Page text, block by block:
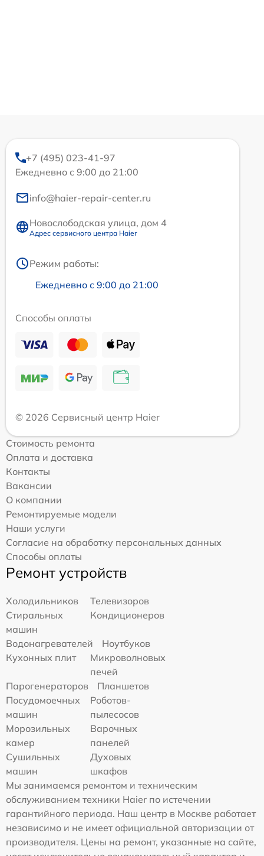
+7 (495) 023-41-97
Ежедневно с 9:00 до 21:00
info@haier-repair-center.ru
Новослободская улица, дом 4
Адрес сервисного центра Haier
Режим работы:
Ежедневно с 9:00 до 21:00
Способы оплаты
© 2026 Сервисный центр Haier
Стоимость ремонта
Оплата и доставка
Контакты
Вакансии
О компании
Ремонтируемые модели
Наши услуги
Согласие на обработку персональных данных
Способы оплаты
Ремонт устройств
Холодильников
Телевизоров
Стиральных
машин
Кондиционеров
Водонагревателей
Ноутбуков
Кухонных плит
Микроволновых
печей
Парогенераторов
Планшетов
Посудомоечных
машин
Роботов-
пылесосов
Морозильных
камер
Варочных
панелей
Сушильных
машин
Духовых
шкафов
Мы занимаемся ремонтом и техническим
обслуживанием техники Haier по истечении
гарантийного периода. Наш центр в Москве работает
независимо и не имеет официальной авторизации от
производителя. Цены на ремонт, указанные на сайте,